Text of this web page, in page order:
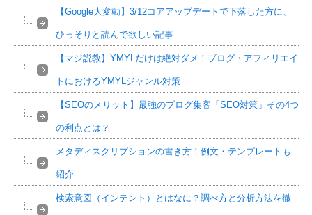
【Google大変動】3/12コアアップデートで下落した方に、
ひっそりと読んで欲しい記事
【マジ説教】YMYLだけは絶対ダメ！ブログ・アフィリエイ
トにおけるYMYLジャンル対策
【SEOのメリット】最強のブログ集客「SEO対策」その4つ
の利点とは？
メタディスクリプションの書き方！例文・テンプレートも
紹介
検索意図（インテント）とはなに？調べ方と分析方法を徹